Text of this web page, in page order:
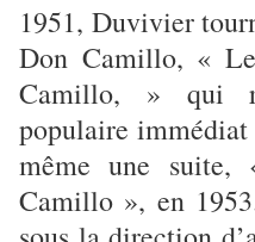
1951, Duvivier
Don Camillo, «
Camillo, » qui
populaire
même une
Camillo », en